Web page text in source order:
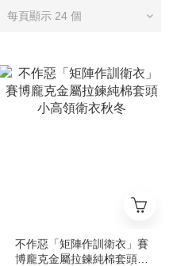
每頁顯示 24 個
不作惡「矩陣作訓衛衣」賽
博龐克金屬拉鍊純棉套頭小